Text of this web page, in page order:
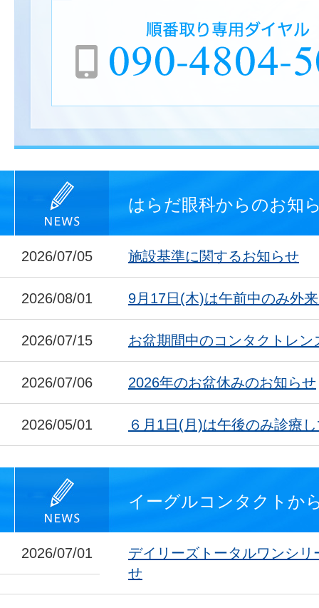
はらだ眼科からのお知
2026/07/05 施設基準に関するお知らせ
2026/08/01 9月17日(木)は午前中のみ外
2026/07/15 お盆期間中のコンタクトレン
2026/07/06 2026年のお盆休みのお知らせ
2026/05/01 ６月1日(月)は午後のみ診療
イーグルコンタクトか
2026/07/01
デイリーズトータルワンシ
せ